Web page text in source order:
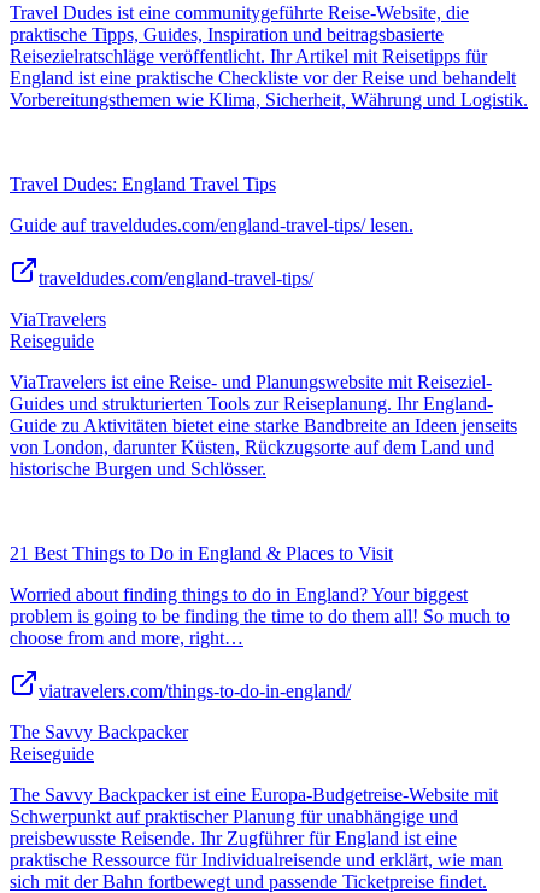
Travel Dudes ist eine communitygeführte Reise-Website, die
praktische Tipps, Guides, Inspiration und beitragsbasierte
Reisezielratschläge veröffentlicht. Ihr Artikel mit Reisetipps für
England ist eine praktische Checkliste vor der Reise und behandelt
Vorbereitungsthemen wie Klima, Sicherheit, Währung und Logistik.
Travel Dudes: England Travel Tips
Guide auf traveldudes.com/england-travel-tips/ lesen.
traveldudes.com/england-travel-tips/
ViaTravelers
Reiseguide
ViaTravelers ist eine Reise- und Planungswebsite mit Reiseziel-
Guides und strukturierten Tools zur Reiseplanung. Ihr England-
Guide zu Aktivitäten bietet eine starke Bandbreite an Ideen jenseits
von London, darunter Küsten, Rückzugsorte auf dem Land und
historische Burgen und Schlösser.
21 Best Things to Do in England & Places to Visit
Worried about finding things to do in England? Your biggest
problem is going to be finding the time to do them all! So much to
choose from and more, right…
viatravelers.com/things-to-do-in-england/
The Savvy Backpacker
Reiseguide
The Savvy Backpacker ist eine Europa-Budgetreise-Website mit
Schwerpunkt auf praktischer Planung für unabhängige und
preisbewusste Reisende. Ihr Zugführer für England ist eine
praktische Ressource für Individualreisende und erklärt, wie man
sich mit der Bahn fortbewegt und passende Ticketpreise findet.